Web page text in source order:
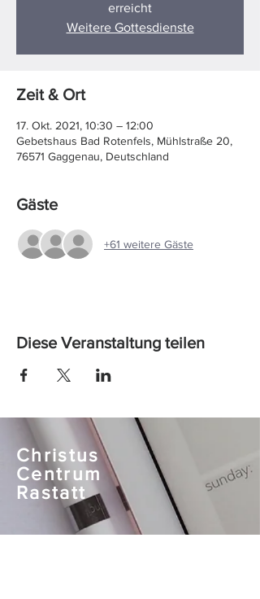
erreicht
Weitere Gottesdienste
Zeit & Ort
17. Okt. 2021, 10:30 – 12:00
Gebetshaus Bad Rotenfels, Mühlstraße 20,
76571 Gaggenau, Deutschland
Gäste
+61 weitere Gäste
Diese Veranstaltung teilen
Christus
Centrum
Rastatt
info@cc-rastatt.de